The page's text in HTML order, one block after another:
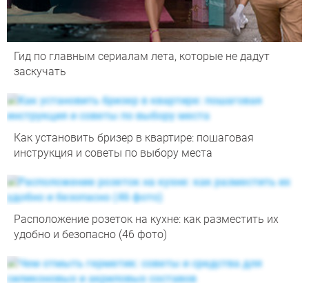
Гид по главным сериалам лета, которые не дадут
заскучать
Как установить бризер в квартире: пошаговая
инструкция и советы по выбору места
Расположение розеток на кухне: как разместить их
удобно и безопасно (46 фото)